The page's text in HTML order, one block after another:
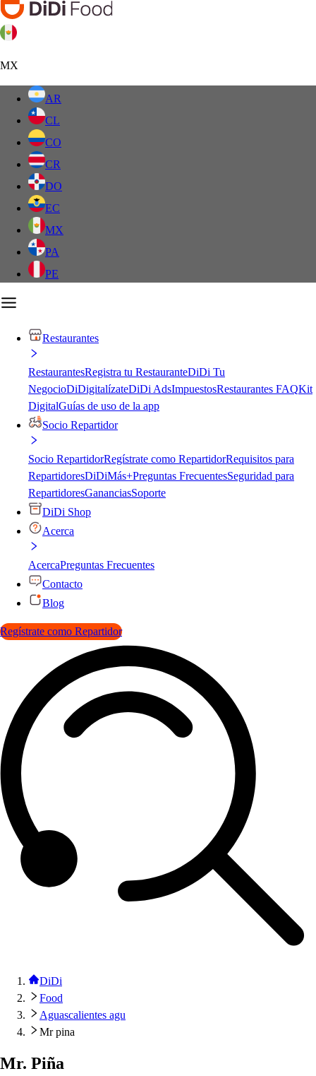
MX
AR
CL
CO
CR
DO
EC
MX
PA
PE
Restaurantes
RestaurantesRegistra tu RestauranteDiDi Tu
NegocioDiDigitalízateDiDi AdsImpuestosRestaurantes FAQKit
DigitalGuías de uso de la app
Socio Repartidor
Socio RepartidorRegístrate como RepartidorRequisitos para
RepartidoresDiDiMás+Preguntas FrecuentesSeguridad para
RepartidoresGananciasSoporte
DiDi Shop
Acerca
AcercaPreguntas Frecuentes
Contacto
Blog
Regístrate como Repartidor
DiDi
Food
Aguascalientes agu
Mr pina
Mr. Piña